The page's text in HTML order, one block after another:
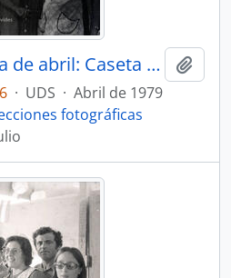
Escenas de la Feria de abril: Caseta La PECERA – 06
· UDS · Abril de 1979
fotográficas